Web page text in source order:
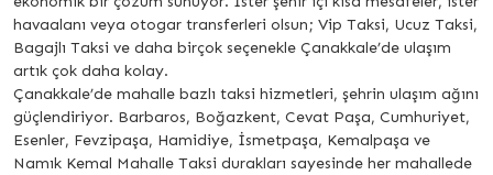
havaalanı veya otogar transferleri olsun; Vip Taksi, Ucuz Taksi,
Bagajlı Taksi ve daha birçok seçenekle Çanakkale’de ulaşım
artık çok daha kolay.
Çanakkale’de mahalle bazlı taksi hizmetleri, şehrin ulaşım ağını
güçlendiriyor. Barbaros, Boğazkent, Cevat Paşa, Cumhuriyet,
Esenler, Fevzipaşa, Hamidiye, İsmetpaşa, Kemalpaşa ve
Namık Kemal Mahalle Taksi durakları sayesinde her mahallede